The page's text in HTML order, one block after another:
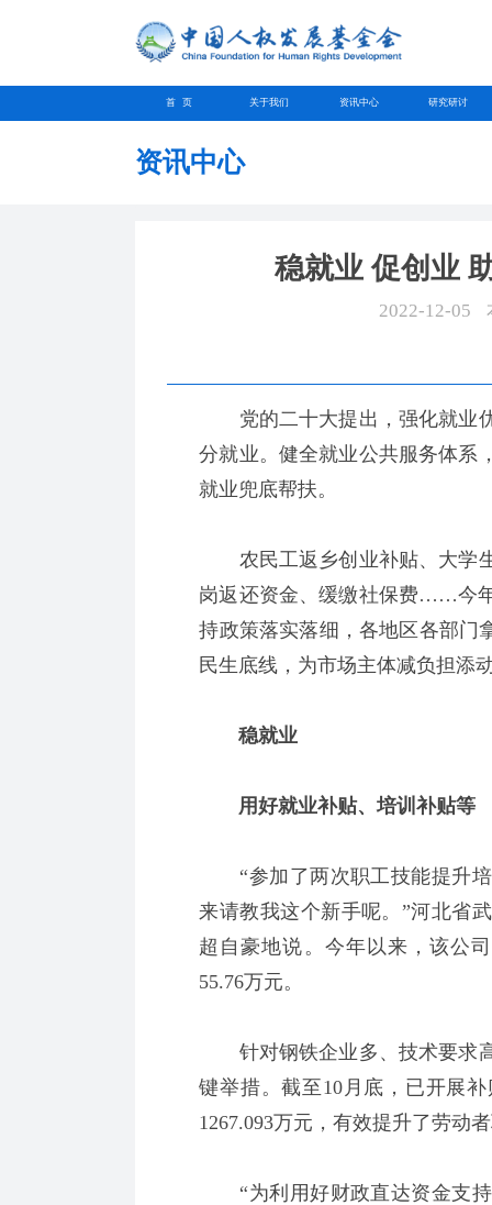
首 页 关于我们 资讯中心 研究研讨
资讯中心
稳就业 促创业
2022-12-05
党的二十大提出，强化就业优
分就业。健全就业公共服务体系
就业兜底帮扶。
农民工返乡创业补贴、大学生
岗返还资金、缓缴社保费……今
持政策落实落细，各地区各部门
民生底线，为市场主体减负担添
稳就业
用好就业补贴、培训补贴等
“参加了两次职工技能提升培
来请教我这个新手呢。”河北省
超自豪地说。今年以来，该公
55.76万元。
针对钢铁企业多、技术要求高
键举措。截至10月底，已开展
1267.093万元，有效提升了劳动
“为利用好财政直达资金支持